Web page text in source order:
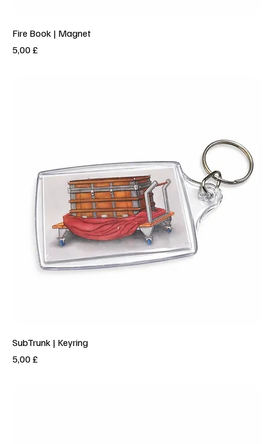
Fire Book | Magnet
Prezzo
5,00 £
SubTrunk | Keyring
Prezzo
5,00 £